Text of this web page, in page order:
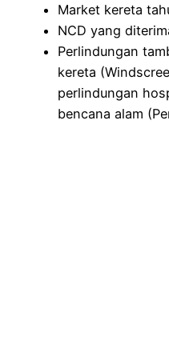
Market kereta
NCD yang
Perlindungan
kereta
perlindungan
bencana alam